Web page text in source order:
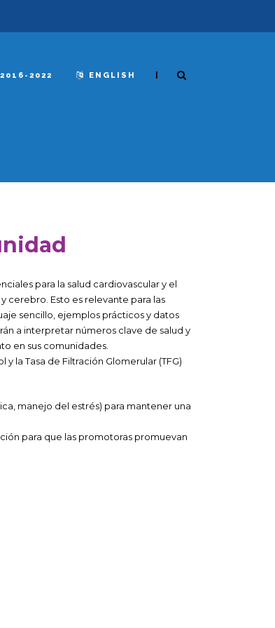
2016-2022 ENGLISH |
para la salud cardiovascular y el
cerebro. Esto es relevante para las
sencillo, ejemplos prácticos y datos
a interpretar números clave de salud y
en sus comunidades.
la Tasa de Filtración Glomerular (TFG)
manejo del estrés) para mantener una
para que las promotoras promuevan